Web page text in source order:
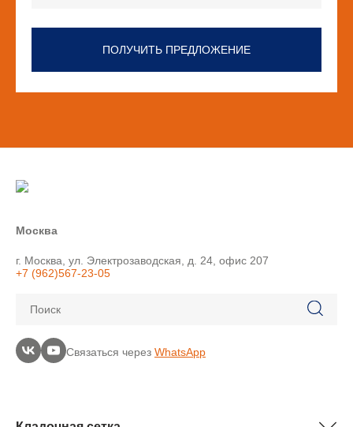
ПОЛУЧИТЬ ПРЕДЛОЖЕНИЕ
Москва
г. Москва, ул. Электрозаводская, д. 24, офис 207
+7 (962)567-23-05
Поиск
Связаться через WhatsApp